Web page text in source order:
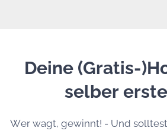
Deine (Gratis-
selber
Wer wagt, gewinnt! - Und